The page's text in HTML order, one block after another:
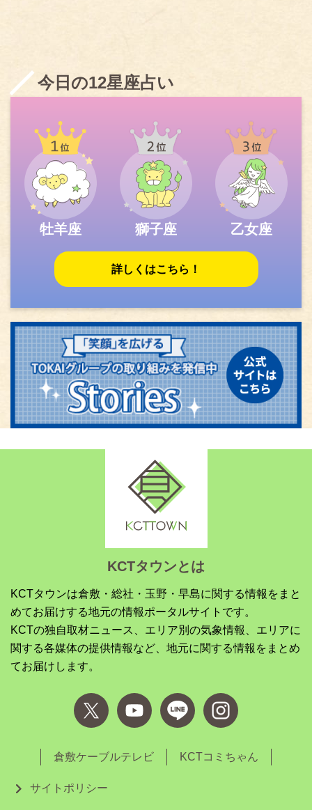
今日の12星座占い
牡羊座 獅子座 乙女座
詳しくはこちら！
KCTタウンとは
KCTタウンは倉敷・総社・玉野・早島に関する情報をまと
めてお届けする地元の情報ポータルサイトです。
KCTの独自取材ニュース、エリア別の気象情報、エリアに
関する各媒体の提供情報など、地元に関する情報をまとめ
てお届けします。
倉敷ケーブルテレビ KCTコミちゃん
サイトポリシー